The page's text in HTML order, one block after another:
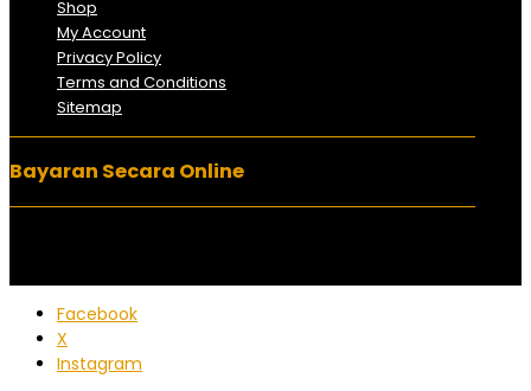
Shop
My Account
Privacy Policy
Terms and Conditions
Sitemap
Bayaran Secara Online
Facebook
X
Instagram